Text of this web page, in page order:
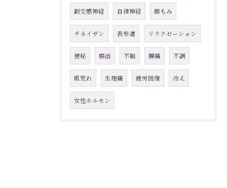
副交感神経 自律神経 腸もみ
チネイザン 表参道 リラクゼーション
便秘 腸活 不眠 腰痛 不調
肌荒れ 生理痛 疲労回復 冷え
女性ホルモン